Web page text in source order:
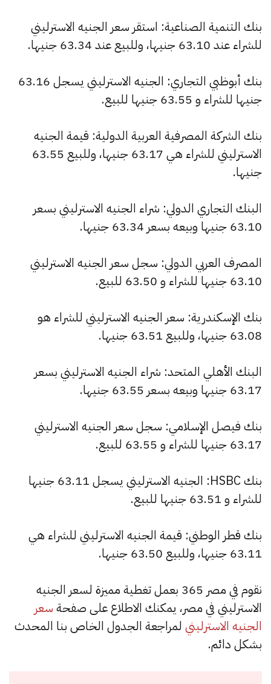
بنك التنمية الصناعية: استقر سعر الجنيه الاسترليني
للشراء عند 63.10 جنيها، وللبيع عند 63.34 جنيها.
بنك أبوظبي التجاري: الجنيه الاسترليني يسجل 63.16
جنيها للشراء و 63.55 جنيها للبيع.
بنك الشركة المصرفية العربية الدولية: قيمة الجنيه
الاسترليني للشراء هي 63.17 جنيها، وللبيع 63.55
جنيها.
البنك التجاري الدولي: شراء الجنيه الاسترليني بسعر
63.10 جنيها وبيعه بسعر 63.34 جنيها.
المصرف العربي الدولي: سجل سعر الجنيه الاسترليني
63.10 جنيها للشراء و 63.50 للبيع.
بنك الإسكندرية: سعر الجنيه الاسترليني للشراء هو
63.08 جنيها، وللبيع 63.51 جنيها.
البنك الأهلي المتحد: شراء الجنيه الاسترليني بسعر
63.17 جنيها وبيعه بسعر 63.55 جنيها.
بنك فيصل الإسلامي: سجل سعر الجنيه الاسترليني
63.17 جنيها للشراء و 63.55 للبيع.
بنك HSBC: الجنيه الاسترليني يسجل 63.11 جنيها
للشراء و 63.51 جنيها للبيع.
بنك قطر الوطني: قيمة الجنيه الاسترليني للشراء هي
63.11 جنيها، وللبيع 63.50 جنيها.
نقوم في مصر 365 بعمل تغطية مميزة لسعر الجنيه
الاسترليني في مصر، يمكنك الاطلاع على صفحة سعر
الجنيه الاسترليني لمراجعة الجدول الخاص بنا المحدث
بشكل دائم.